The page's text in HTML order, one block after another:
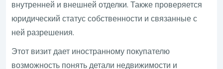
внутренней и внешней отделки. Также проверяется
юридический статус собственности и связанные с
ней разрешения.
Этот визит дает иностранному покупателю
возможность понять детали недвижимости и